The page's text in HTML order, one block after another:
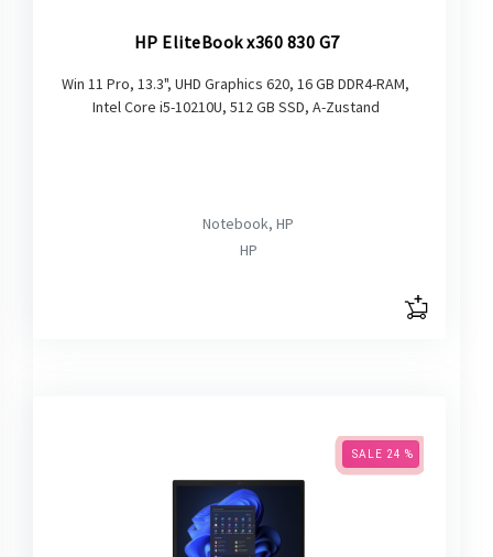
HP EliteBook x360 830 G7
Win 11 Pro, 13.3", UHD Graphics 620, 16 GB DDR4-RAM,
Intel Core i5-10210U, 512 GB SSD, A-Zustand
Notebook, HP
HP
SALE 24 %